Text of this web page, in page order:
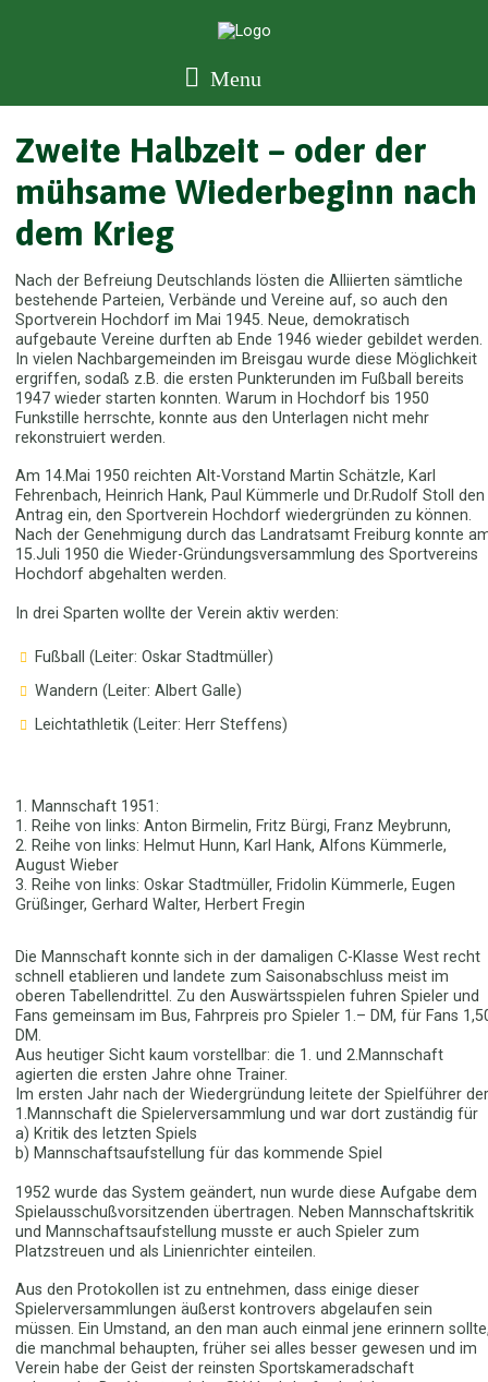
Menu
Zweite Halbzeit – oder der
mühsame Wiederbeginn nach
dem Krieg
Nach der Befreiung Deutschlands lösten die Alliierten sämtliche
bestehende Parteien, Verbände und Vereine auf, so auch den
Sportverein Hochdorf im Mai 1945. Neue, demokratisch
aufgebaute Vereine durften ab Ende 1946 wieder gebildet werden.
In vielen Nachbargemeinden im Breisgau wurde diese Möglichkeit
ergriffen, sodaß z.B. die ersten Punkterunden im Fußball bereits
1947 wieder starten konnten. Warum in Hochdorf bis 1950
Funkstille herrschte, konnte aus den Unterlagen nicht mehr
rekonstruiert werden.
Am 14.Mai 1950 reichten Alt-Vorstand Martin Schätzle, Karl
Fehrenbach, Heinrich Hank, Paul Kümmerle und Dr.Rudolf Stoll den
Antrag ein, den Sportverein Hochdorf wiedergründen zu können.
Nach der Genehmigung durch das Landratsamt Freiburg konnte
15.Juli 1950 die Wieder-Gründungsversammlung des Sportvereins
Hochdorf abgehalten werden.
In drei Sparten wollte der Verein aktiv werden:
Fußball (Leiter: Oskar Stadtmüller)
Wandern (Leiter: Albert Galle)
Leichtathletik (Leiter: Herr Steffens)
1. Mannschaft 1951:
1. Reihe von links: Anton Birmelin, Fritz Bürgi, Franz Meybrunn,
2. Reihe von links: Helmut Hunn, Karl Hank, Alfons Kümmerle,
August Wieber
3. Reihe von links: Oskar Stadtmüller, Fridolin Kümmerle, Eugen
Grüßinger, Gerhard Walter, Herbert Fregin
Die Mannschaft konnte sich in der damaligen C-Klasse West recht
schnell etablieren und landete zum Saisonabschluss meist im
oberen Tabellendrittel. Zu den Auswärtsspielen fuhren Spieler und
Fans gemeinsam im Bus, Fahrpreis pro Spieler 1.– DM, für Fans
DM.
Aus heutiger Sicht kaum vorstellbar: die 1. und 2.Mannschaft
agierten die ersten Jahre ohne Trainer.
Im ersten Jahr nach der Wiedergründung leitete der Spielführer der
1.Mannschaft die Spielerversammlung und war dort zuständig für
a) Kritik des letzten Spiels
b) Mannschaftsaufstellung für das kommende Spiel
1952 wurde das System geändert, nun wurde diese Aufgabe dem
Spielausschußvorsitzenden übertragen. Neben Mannschaftskritik
und Mannschaftsaufstellung musste er auch Spieler zum
Platzstreuen und als Linienrichter einteilen.
Aus den Protokollen ist zu entnehmen, dass einige dieser
Spielerversammlungen äußerst kontrovers abgelaufen sein
müssen. Ein Umstand, an den man auch einmal jene erinnern
die manchmal behaupten, früher sei alles besser gewesen und im
Verein habe der Geist der reinsten Sportskameradschaft